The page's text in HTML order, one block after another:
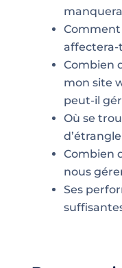
Comment
affectera-
Combien
mon site
peut-il
Où se
Combien
nous
Ses